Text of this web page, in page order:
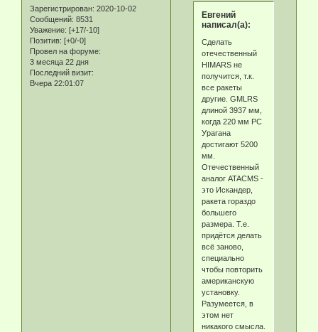
Зарегистрирован: 2020-10-02
Сообщений: 8531
Уважение: [+17/-10]
Позитив: [+0/-0]
Провел на форуме:
3 месяца 22 дня
Последний визит:
Вчера 22:01:07
Eвгeний
написал(а):
Сделать
отечественный
HIMARS не
получится, т.к.
все ракеты
другие. GMLRS
длиной 3937 мм,
когда 220 мм РС
Урагана
достигают 5200
мм.
Отечественный
аналог ATACMS -
это Искандер,
ракета гораздо
большего
размера. Т.е.
придётся делать
всё заново,
специально
чтобы повторить
американскую
установку.
Разумеется, в
этом нет
никакого смысла.